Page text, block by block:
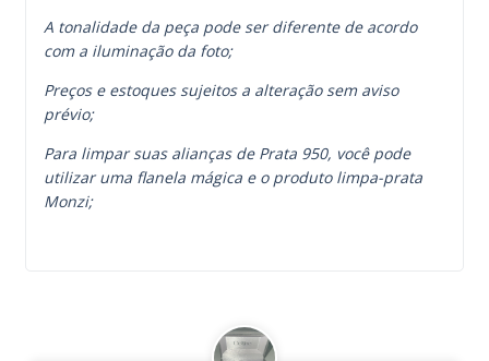
A tonalidade da peça pode ser diferente de acordo
com a iluminação da foto;
Preços e estoques sujeitos a alteração sem aviso
prévio;
Para limpar suas alianças de Prata 950, você pode
utilizar uma flanela mágica e o produto limpa-prata
Monzi;